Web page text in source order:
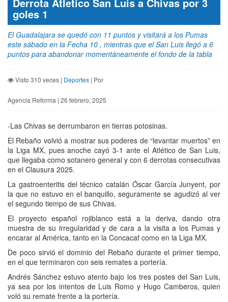
goles 1
El Guadalajara se quedó con 11 puntos y visitará a los Pumas
este sábado en la Fecha 10 , mientras que el San Luis llegó a 6
puntos para abandonar momentáneamente el fondo de la tabla
Visto 310 veces | Deportes | Por
Agencia Reforma | 26 febrero, 2025
-Las Chivas se derrumbaron en tierras potosinas.
El Rebaño volvió a mostrar sus poderes de “levantar muertos” en
la Liga MX, pues anoche cayó 3-1 ante el Atlético de San Luis,
que llegaba como sotanero general y con 6 derrotas consecutivas
en el Clausura 2025.
La gastroenteritis del técnico catalán Óscar García Junyent, por
la que no estuvo en el banquillo, seguramente se agudizó al ver
el segundo tiempo de sus Chivas.
El proyecto español rojiblanco está a la deriva, dando otra
muestra de su irregularidad y de cara a la visita a los Pumas y
encarar al América, tanto en la Concacaf como en la Liga MX.
De poco sirvió el dominio del Rebaño durante el primer tiempo,
en el que terminaron con seis remates a portería.
Andrés Sánchez estuvo atento bajo los tres postes del San Luis,
ya sea por los intentos de Luis Romo y Hugo Camberos, quien
voló su remate frente a la portería.